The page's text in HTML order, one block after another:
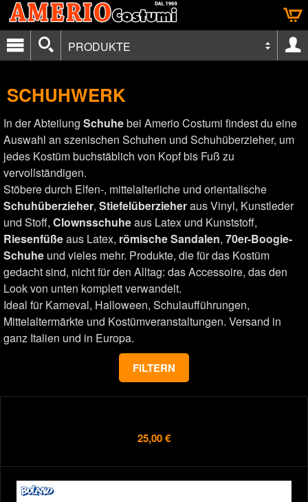
PRODUKTE
SCHUHWERK
In der Abteilung Schuhebei Amerio Costumi findest du eine
Auswahl an szenischen Schuhen und Schuhüberzieher, um
jedes Kostüm buchstäblich von Kopf bis Fuß zu
vervollständigen.
Stöbere durch Elfen-, mittelalterliche und orientalische
Schuhüberzieher, Stiefelüberzieheraus Vinyl, Kunstleder
und Stoff, Clownsschuheaus Latex und Kunststoff,
Riesenfüßeaus Latex, römische Sandalen, 70er-Boogie-
Schuhe und vieles mehr. Produkte, die für das Kostüm
gedacht sind, nicht für den Alltag: das Accessoire, das den
Look von unten komplett verwandelt.
Ideal für Karneval, Halloween, Schulaufführungen,
Mittelaltermärkte und Kostümveranstaltungen. Versand in
ganz Italien und in Europa.
FILTERN
25,00 €